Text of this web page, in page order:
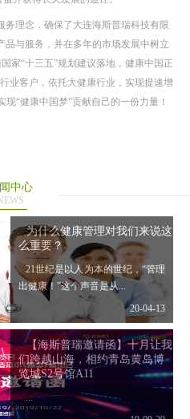
务理念，确保了大连海斯普瑞科技有限
与服务，并在多年的市场发展中树立
家“十三五”规划建议落地，健康中国正
业客户，依托大健康行业，实现提速增
“健康中国梦”贡献自己的一份力量！
中心
为什么健康管理对我们来说这
么重要？
21世纪是以人为本的世纪，“管理
出健康！”这个声音是从...
20-04-13
【海斯普瑞邀请函】十月让我
们跨越山海，相约青岛黄岛博
览城S2号馆A11
...